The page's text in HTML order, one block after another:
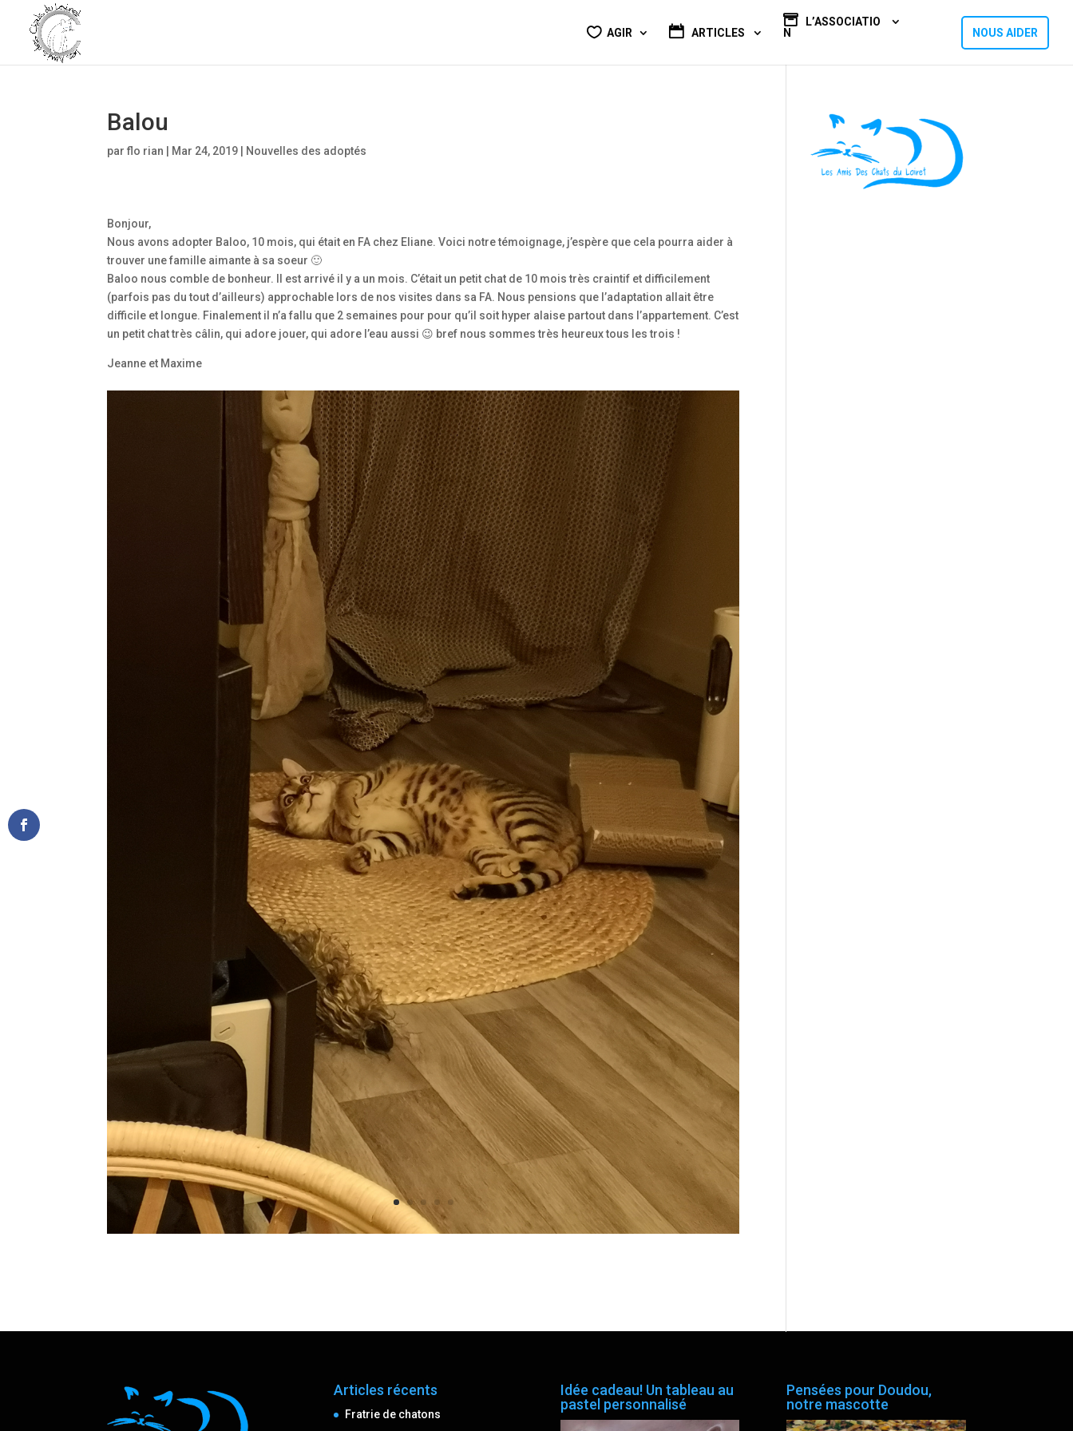
AGIR ARTICLES
L’ASSOCIATIO
N
NOUS AIDER
Balou
parflo rian Mar 24, 2019 Nouvelles des adoptés
Bonjour,
Nous avons adopter Baloo, 10 mois, qui était en FA chez Eliane. Voici notre témoignage, j’espère que cela pourra aider à
trouver une famille aimante à sa soeur 🙂
Baloo nous comble de bonheur. Il est arrivé il y a un mois. C’était un petit chat de 10 mois très craintif et difficilement
(parfois pas du tout d’ailleurs) approchable lors de nos visites dans sa FA. Nous pensions que l’adaptation allait être
difficile et longue. Finalement il n’a fallu que 2 semaines pour pour qu’il soit hyper alaise partout dans l’appartement. C’est
un petit chat très câlin, qui adore jouer, qui adore l’eau aussi 😉 bref nous sommes très heureux tous les trois !
Jeanne et Maxime
Articles récents
Fratrie de chatons
Idée cadeau! Un tableau au
pastel personnalisé
Pensées pour Doudou,
notre mascotte